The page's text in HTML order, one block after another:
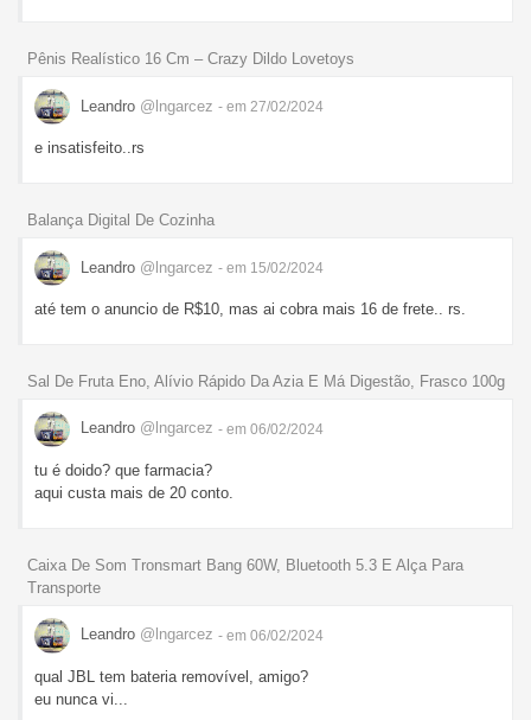
Pênis Realístico 16 Cm – Crazy Dildo Lovetoys
Leandro @lngarcez - em 27/02/2024
e insatisfeito..rs
Balança Digital De Cozinha
Leandro @lngarcez - em 15/02/2024
até tem o anuncio de R$10, mas ai cobra mais 16 de frete.. rs.
Sal De Fruta Eno, Alívio Rápido Da Azia E Má Digestão, Frasco 100g
Leandro @lngarcez - em 06/02/2024
tu é doido? que farmacia?
aqui custa mais de 20 conto.
Caixa De Som Tronsmart Bang 60W, Bluetooth 5.3 E Alça Para
Transporte
Leandro @lngarcez - em 06/02/2024
qual JBL tem bateria removível, amigo?
eu nunca vi...